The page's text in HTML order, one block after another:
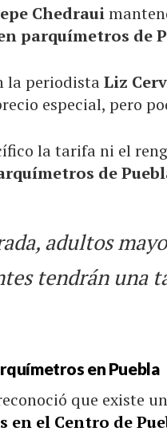
Chedraui
parquímetros de
la periodistaLiz
especial, pero
la tarifa ni el
de
adultos
tendrán una
en Puebla
que existe
en el Centro de